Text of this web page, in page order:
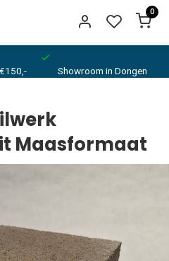
0
Showroom in Dongen
Maasformaat